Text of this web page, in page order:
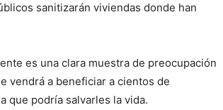
sanitizarán viviendas donde han
es una clara muestra de preocupación
vendrá a beneficiar a cientos de
que podría salvarles la vida.